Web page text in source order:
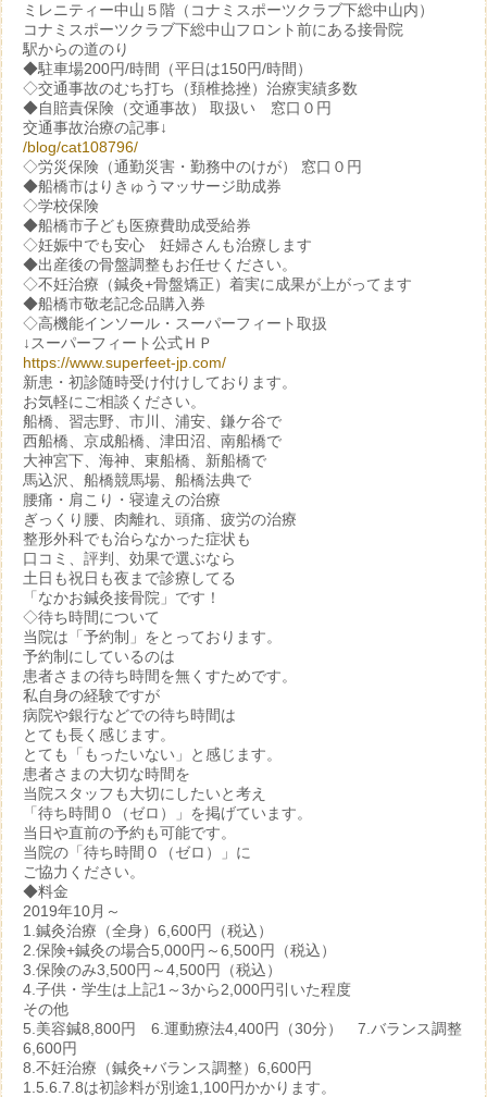
ミレニティー中山５階（コナミスポーツクラブ下総中山内）
コナミスポーツクラブ下総中山フロント前にある接骨院
駅からの道のり
◆駐車場200円/時間（平日は150円/時間）
◇交通事故のむち打ち（頚椎捻挫）治療実績多数
◆自賠責保険（交通事故） 取扱い 窓口０円
交通事故治療の記事↓
/blog/cat108796/
◇労災保険（通勤災害・勤務中のけが） 窓口０円
◆船橋市はりきゅうマッサージ助成券
◇学校保険
◆船橋市子ども医療費助成受給券
◇妊娠中でも安心 妊婦さんも治療します
◆出産後の骨盤調整もお任せください。
◇不妊治療（鍼灸+骨盤矯正）着実に成果が上がってます
◆船橋市敬老記念品購入券
◇高機能インソール・スーパーフィート取扱
↓スーパーフィート公式ＨＰ
https://www.superfeet-jp.com/
新患・初診随時受け付けしております。
お気軽にご相談ください。
船橋、習志野、市川、浦安、鎌ケ谷で
西船橋、京成船橋、津田沼、南船橋で
大神宮下、海神、東船橋、新船橋で
馬込沢、船橋競馬場、船橋法典で
腰痛・肩こり・寝違えの治療
ぎっくり腰、肉離れ、頭痛、疲労の治療
整形外科でも治らなかった症状も
口コミ、評判、効果で選ぶなら
土日も祝日も夜まで診療してる
「なかお鍼灸接骨院」です！
◇待ち時間について
当院は「予約制」をとっております。
予約制にしているのは
患者さまの待ち時間を無くすためです。
私自身の経験ですが
病院や銀行などでの待ち時間は
とても長く感じます。
とても「もったいない」と感じます。
患者さまの大切な時間を
当院スタッフも大切にしたいと考え
「待ち時間０（ゼロ）」を掲げています。
当日や直前の予約も可能です。
当院の「待ち時間０（ゼロ）」に
ご協力ください。
◆料金
2019年10月～
1.鍼灸治療（全身）6,600円（税込）
2.保険+鍼灸の場合5,000円～6,500円（税込）
3.保険のみ3,500円～4,500円（税込）
4.子供・学生は上記1～3から2,000円引いた程度
その他
5.美容鍼8,800円 6.運動療法4,400円（30分） 7.バランス調整
6,600円
8.不妊治療（鍼灸+バランス調整）6,600円
1.5.6.7.8は初診料が別途1,100円かかります。